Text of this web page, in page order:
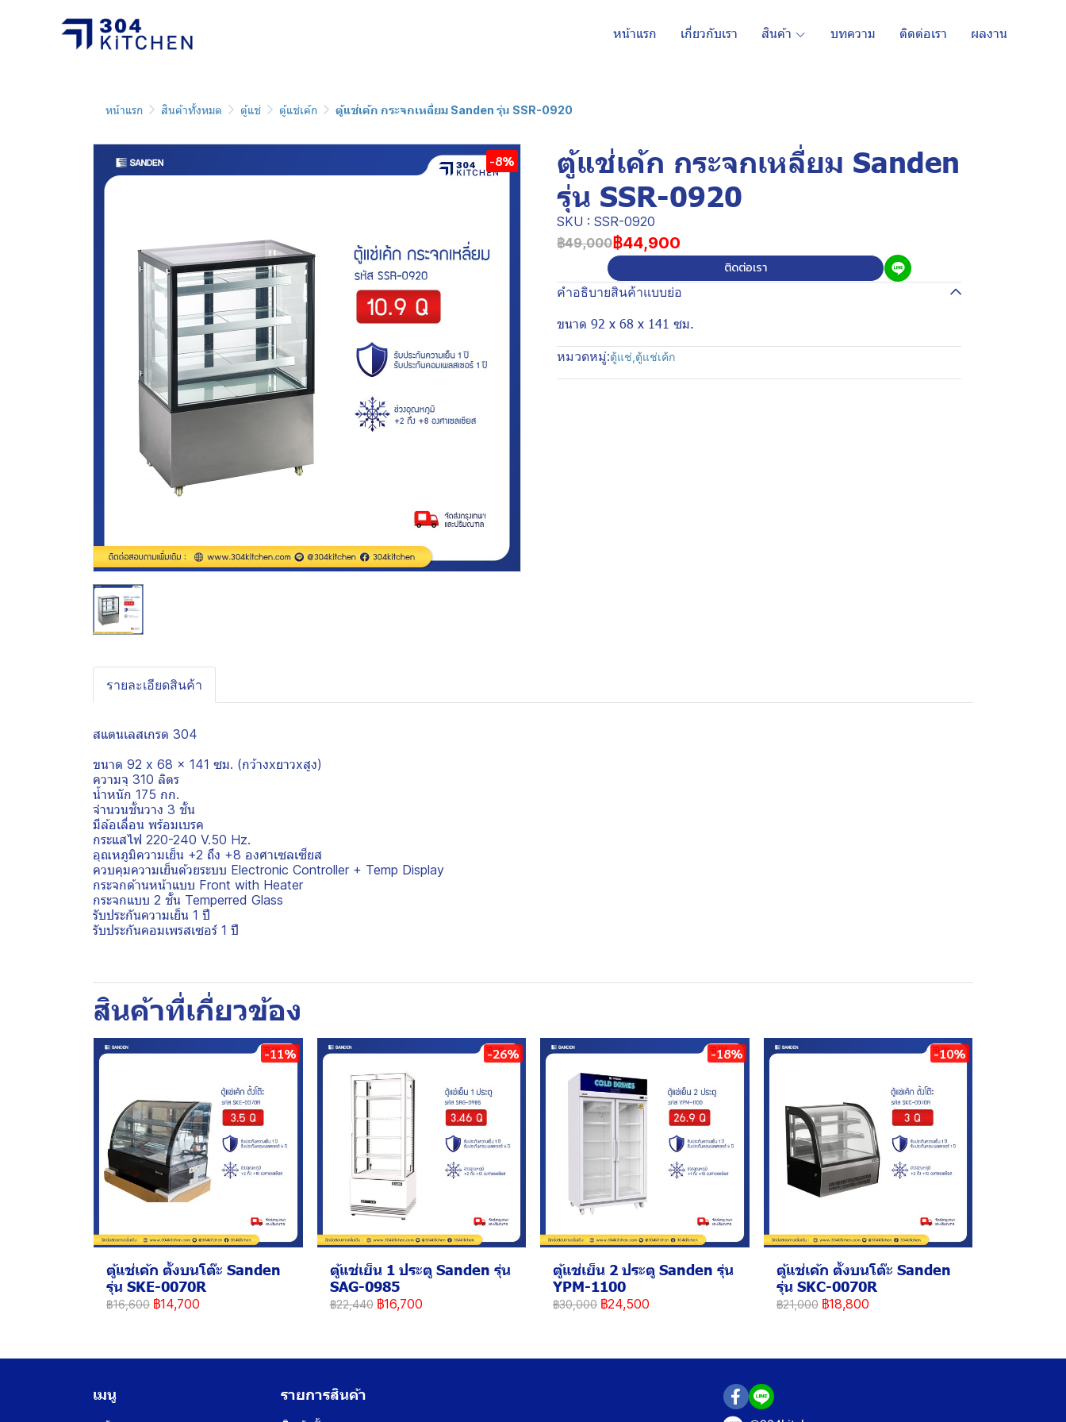
หน้าแรก เกี่ยวกับเรา สินค้า บทความ ติดต่อเรา ผลงาน
หน้าแรก สินค้าทั้งหมด ตู้แช่ ตู้แช่เค้ก ตู้แช่เค้ก กระจกเหลี่ยม Sanden รุ่น SSR-0920
-8%
ตู้แช่เค้ก กระจกเหลี่ยม Sanden
รุ่น SSR-0920
SKU : SSR-0920
฿49,000฿44,900
ติดต่อเรา
คำอธิบายสินค้าแบบย่อ
ขนาด 92 x 68 x 141 ซม.
หมวดหมู่:ตู้แช่ ตู้แช่เค้ก
รายละเอียดสินค้า
สแตนเลสเกรด 304
ขนาด 92 x 68 x 141 ซม. (กว้างxยาวxสูง)
ความจุ 310 ลิตร
น้ำหนัก 175 กก.
จำนวนชั้นวาง 3 ชั้น
มีล้อเลื่อน พร้อมเบรค
กระแสไฟ 220-240 V.50 Hz.
อุณหภูมิความเย็น +2 ถึง +8 องศาเซลเซียส
ควบคุมความเย็นด้วยระบบ Electronic Controller + Temp Display
กระจกด้านหน้าแบบ Front with Heater
กระจกแบบ 2 ชั้น Temperred Glass
รับประกันความเย็น 1 ปี
รับประกันคอมเพรสเซอร์ 1 ปี
สินค้าที่เกี่ยวข้อง
-11%
ตู้แช่เค้ก ตั้งบนโต๊ะ Sanden
รุ่น SKE-0070R
฿16,600 ฿14,700
-26%
ตู้แช่เย็น 1 ประตู Sanden รุ่น
SAG-0985
฿22,440 ฿16,700
-18%
ตู้แช่เย็น 2 ประตู Sanden รุ่น
YPM-1100
฿30,000 ฿24,500
-10%
ตู้แช่เค้ก ตั้งบนโต๊ะ Sanden
รุ่น SKC-0070R
฿21,000 ฿18,800
เมนู รายการสินค้า